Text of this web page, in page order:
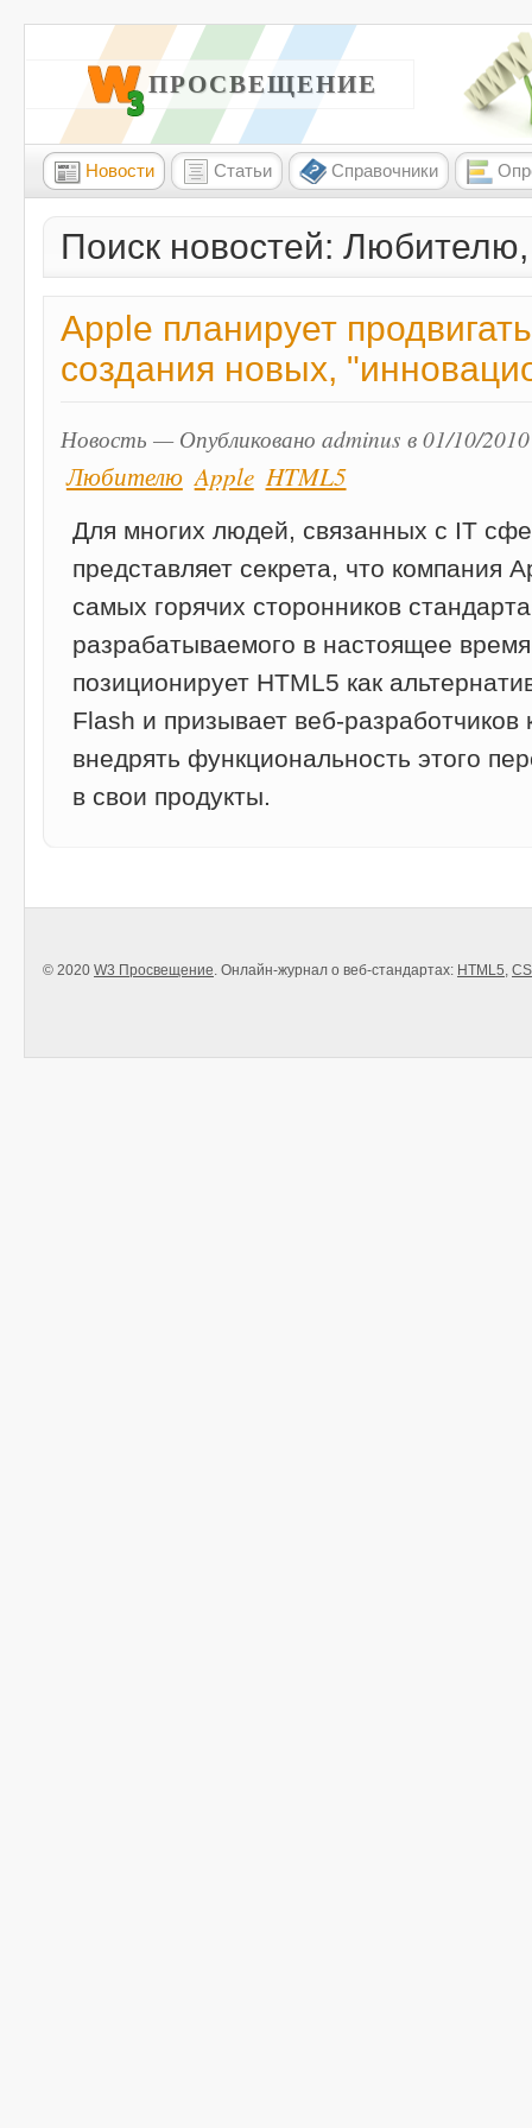
W3 ПРОСВЕЩЕНИЕ
Новости Статьи Справочники
Поиск новостей:
Apple планирует
создания новых,
Новость — Опубликовано adminus в 01/10/
Любителю Apple HTML5
Для многих людей, связанных с IT
представляет секрета, что компания
самых горячих сторонников
разрабатываемого в настоящее
позиционирует HTML5 как
Flash и призывает веб-разработчиков
внедрять функциональность этого
в свои продукты.
© 2020 W3 Просвещение . Онлайн-журнал о веб-стандартах: HTML5